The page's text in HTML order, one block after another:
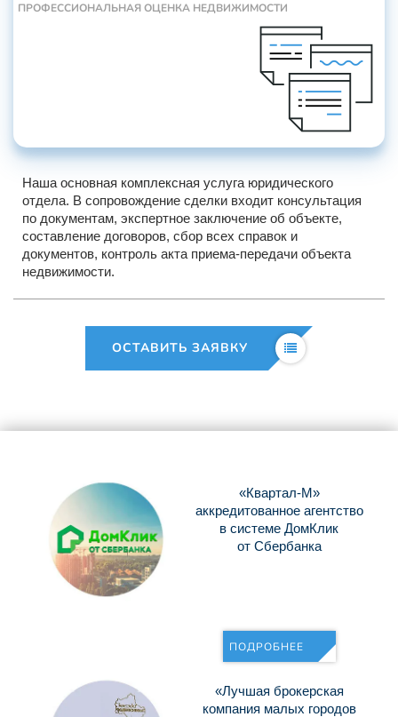
ПРОФЕССИОНАЛЬНАЯ ОЦЕНКА НЕДВИЖИМОСТИ
Наша основная комплексная услуга юридического
отдела. В сопровождение сделки входит консультация
по документам, экспертное заключение об объекте,
составление договоров, сбор всех справок и
документов, контроль акта приема-передачи объекта
недвижимости.
ОСТАВИТЬ ЗАЯВКУ
«Квартал-М»
аккредитованное агентство
в системе ДомКлик
от Сбербанка
ПОДРОБНЕЕ
«Лучшая брокерская
компания малых городов